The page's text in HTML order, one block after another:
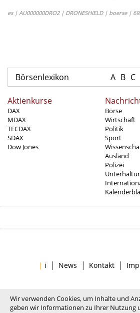
es | AU000000DRO2 | DRONESHIELD | boerse |
Börsenlexikon A B C
Aktienkurse
DAX
MDAX
TECDAX
SDAX
Dow Jones
Börse
Wirtschaft
Politik
Sport
Ausland
Polizei
| i | News | Kontakt |
Wir verwenden Cookies, um Inhalte und
geben wir Informationen zu Ihrer Nutzung